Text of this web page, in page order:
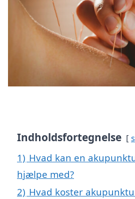
Indholdsfortegnelse
1) Hvad kan en
hjælpe med?
2) Hvad koster